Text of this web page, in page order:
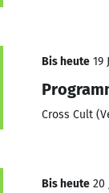
Bis heute 19
Cross Cult
Bis heute 20